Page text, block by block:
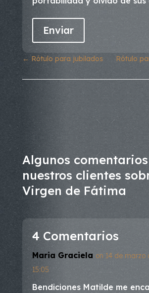
← Rótulo para jubilados Rótulo
Algunos
nuestros clientes
Virgen de Fátima
4 Comentarios
Maria Graciela on 14 de marzo
15:05
Bendiciones Matilde me